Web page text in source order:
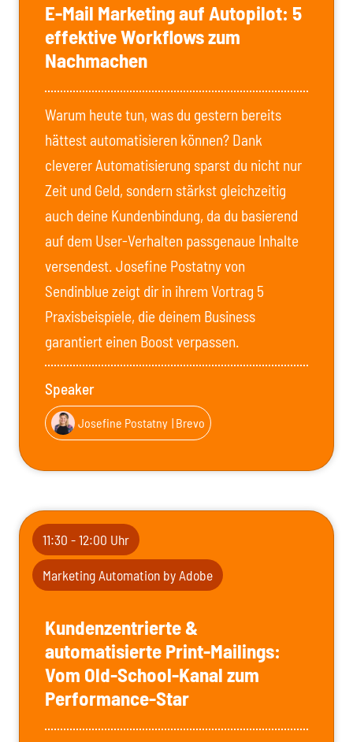
E-Mail Marketing auf Autopilot: 5
effektive Workflows zum
Nachmachen
Warum heute tun, was du gestern bereits
hättest automatisieren können? Dank
cleverer Automatisierung sparst du nicht nur
Zeit und Geld, sondern stärkst gleichzeitig
auch deine Kundenbindung, da du basierend
auf dem User-Verhalten passgenaue Inhalte
versendest. Josefine Postatny von
Sendinblue zeigt dir in ihrem Vortrag 5
Praxisbeispiele, die deinem Business
garantiert einen Boost verpassen.
Speaker
Josefine Postatny | Brevo
11:30 - 12:00 Uhr
Marketing Automation by Adobe
Kundenzentrierte &
automatisierte Print-Mailings:
Vom Old-School-Kanal zum
Performance-Star